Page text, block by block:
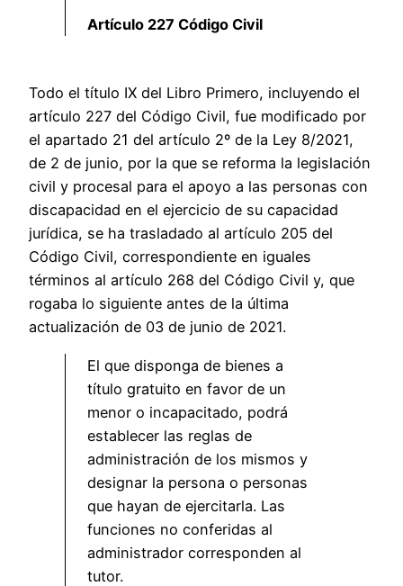
Artículo 227 Código Civil
Todo el título IX del Libro Primero, incluyendo el
artículo 227 del Código Civil, fue modificado por
el apartado 21 del artículo 2º de la Ley 8/2021,
de 2 de junio, por la que se reforma la legislación
civil y procesal para el apoyo a las personas con
discapacidad en el ejercicio de su capacidad
jurídica, se ha trasladado al artículo 205 del
Código Civil, correspondiente en iguales
términos al artículo 268 del Código Civil y, que
rogaba lo siguiente antes de la última
actualización de 03 de junio de 2021.
El que disponga de bienes a
título gratuito en favor de un
menor o incapacitado, podrá
establecer las reglas de
administración de los mismos y
designar la persona o personas
que hayan de ejercitarla. Las
funciones no conferidas al
administrador corresponden al
tutor.